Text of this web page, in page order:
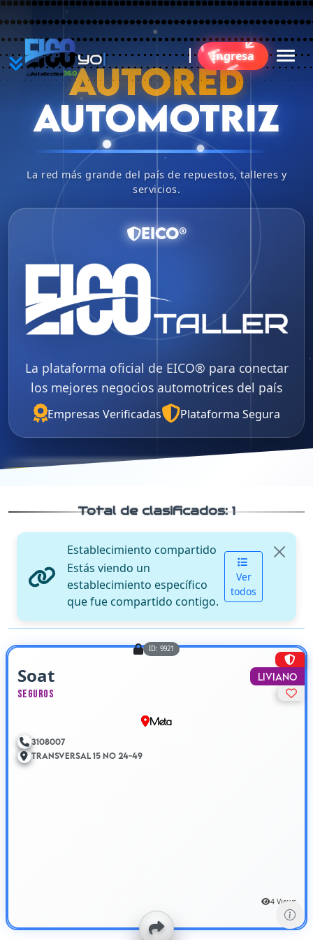
YO
BU
AutoGestion 360
Ingresa
AUTORED
AUTOMOTRIZ
La red más grande del país de repuestos, talleres y
servicios.
EICO®
La plataforma oficial de EICO® para conectar
los mejores negocios automotrices del país
Empresas Verificadas Plataforma Segura
Total de clasificados:1
Establecimiento compartido
Estás viendo un
establecimiento específico
que fue compartido contigo.
Ver
todos
ID: 9921
Liviano
Soat
Seguros
Meta
3108007
Transversal 15 No 24-49
4 Views